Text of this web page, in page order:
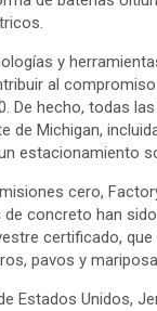
y
al
De hecho, todas
Michigan,
estacionamiento
cero,
concreto han
certificado,
pavos y
Estados Unidos,